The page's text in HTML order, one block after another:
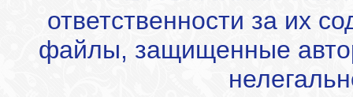
ответственности за их
файлы, защищенные